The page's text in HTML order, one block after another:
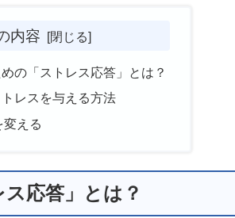
内容
の「ストレス応答」とは？
レスを与える方法
える
応答」とは？